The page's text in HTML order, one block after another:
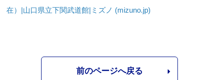
在）|山口県立下関武道館|ミズノ (mizuno.jp)
前のページへ戻る